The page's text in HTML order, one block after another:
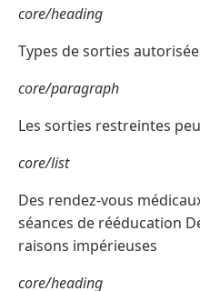
core/heading
Types de sorties
core/paragraph
Les sorties restreintes
core/list
Des rendez-vous
séances de rééducation
raisons impérieuses
core/heading